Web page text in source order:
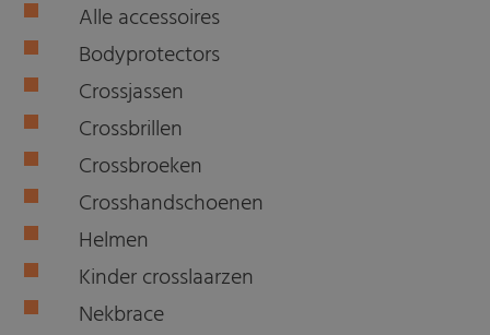
Alle accessoires
Bodyprotectors
Crossjassen
Crossbrillen
Crossbroeken
Crosshandschoenen
Helmen
Kinder crosslaarzen
Nekbrace